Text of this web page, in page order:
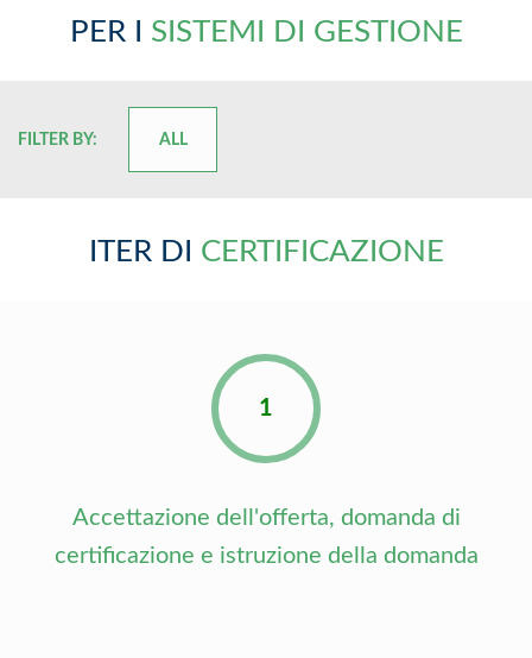
PER I SISTEMI DI GESTIONE
FILTER BY: ALL
ITER DI CERTIFICAZIONE
1
Accettazione dell'offerta, domanda di
certificazione e istruzione della domanda